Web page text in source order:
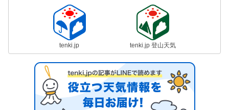
tenki.jp tenki.jp 登山天気